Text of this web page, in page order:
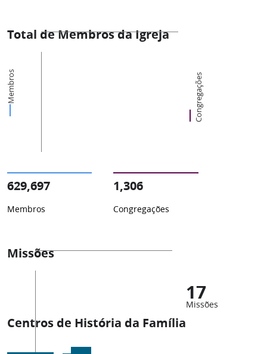
Total de Membros da Igreja
Membros Congregações
629,697
Membros
1,306
Congregações
Missões
17
Missões
Centros de História da Família